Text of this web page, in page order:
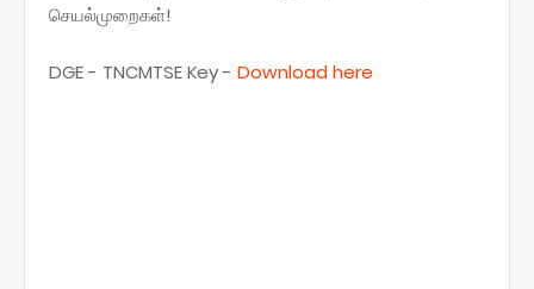
செயல்முறைகள்!
DGE - TNCMTSE Key - Download here